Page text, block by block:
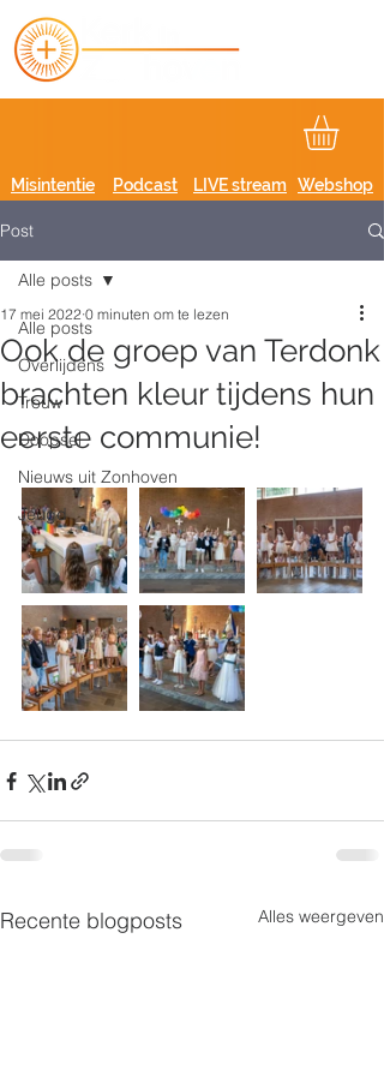
Podcast
Misintentie LIVE stream Webshop
Post
Alle posts
Overlijdens
Trouw
Doopsel
Nieuws uit Zonhoven
Jeugd
Alle posts
Ook de groep van Terdonk
brachten kleur tijdens hun
eerste communie!
17 mei 2022 0 minuten om te lezen
Recente blogposts Alles weergeven